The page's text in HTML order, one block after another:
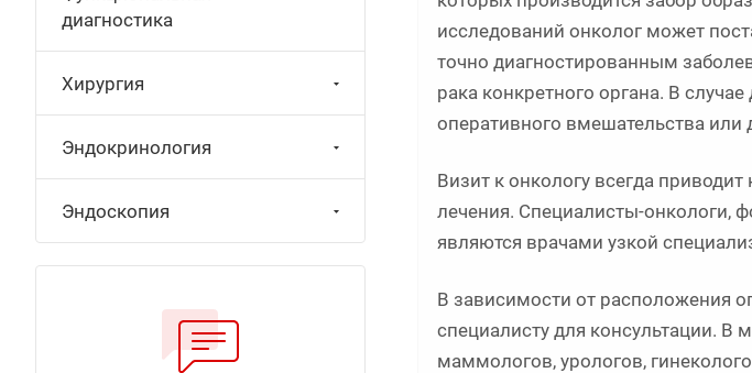
исследований онколог может
точно диагностированным
рака конкретного органа. В
оперативного вмешательства или
Визит к онкологу всегда
лечения. Специалисты-онкологи,
являются врачами узкой
В зависимости от расположения
специалисту для консультации.
маммологов, урологов,
диагностика
Хирургия
Эндокринология
Эндоскопия